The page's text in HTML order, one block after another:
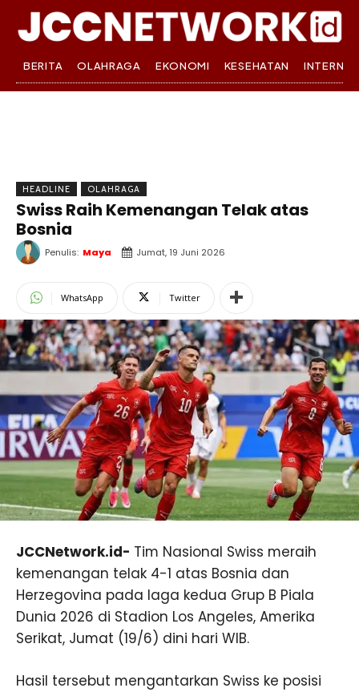
BERITA OLAHRAGA EKONOMI KESEHATAN
HEADLINE OLAHRAGA
Swiss Raih Kemenangan Telak atas
Bosnia
Penulis: Maya Jumat, 19 Juni 2026
WhatsApp Twitter
JCCNetwork.id- Tim Nasional Swiss meraih
kemenangan telak 4-1 atas Bosnia dan
Herzegovina pada laga kedua Grup B Piala
Dunia 2026 di Stadion Los Angeles, Amerika
Serikat, Jumat (19/6) dini hari WIB.
Hasil tersebut mengantarkan Swiss ke posisi